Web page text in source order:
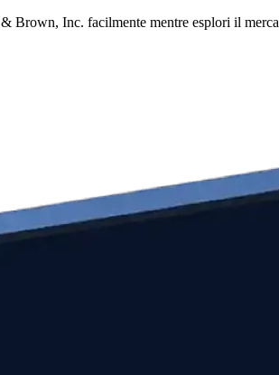
Inc. facilmente mentre esplori il